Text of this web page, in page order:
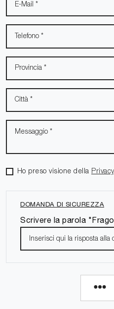
Ho preso visione della
DOMANDA DI SICUREZZA
Scrivere la parola